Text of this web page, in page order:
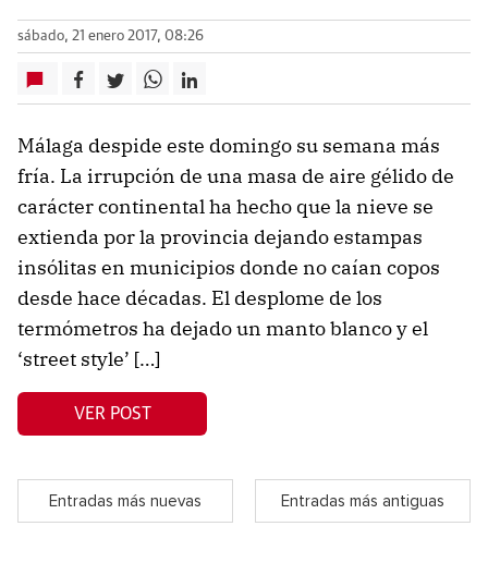
sábado, 21 enero 2017, 08:26
Málaga despide este domingo su semana más
fría. La irrupción de una masa de aire gélido de
carácter continental ha hecho que la nieve se
extienda por la provincia dejando estampas
insólitas en municipios donde no caían copos
desde hace décadas. El desplome de los
termómetros ha dejado un manto blanco y el
‘street style’ […]
VER POST
Entradas más nuevas Entradas más antiguas